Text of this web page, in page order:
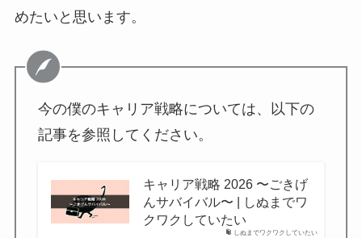
めたいと思います。
今の僕のキャリア戦略については、以下の
記事を参照してください。
しぬまでワクワクしていたい
キャリア戦略 2026 〜ごきげ
んサバイバル〜 | しぬまでワ
クワクしていたい